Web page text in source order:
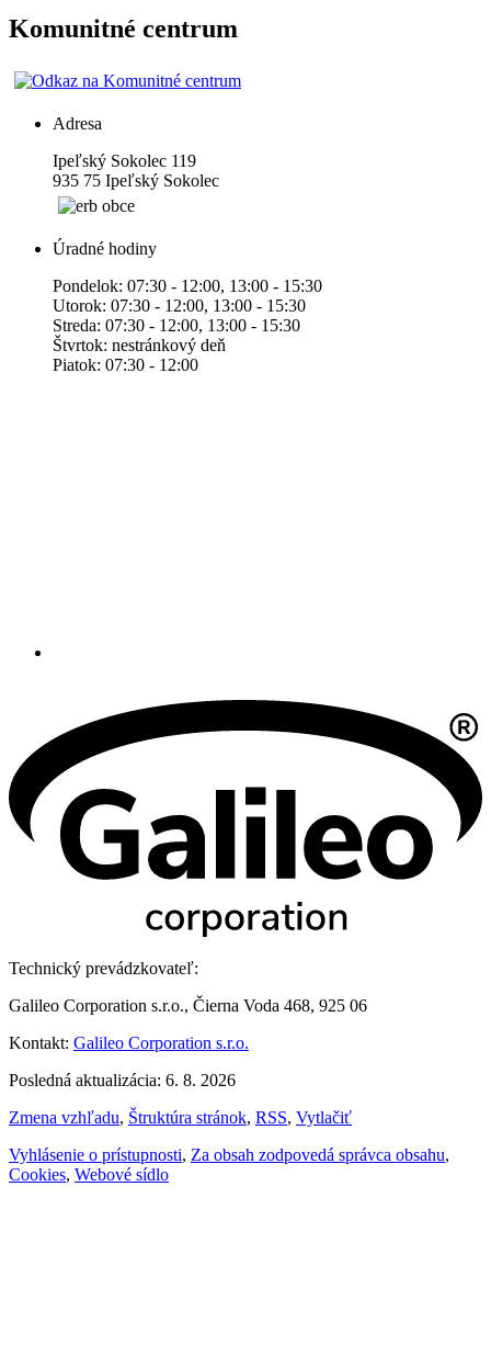
Komunitné centrum
Adresa
Ipeľský Sokolec 119
935 75 Ipeľský Sokolec
Úradné hodiny
Pondelok: 07:30 - 12:00, 13:00 - 15:30
Utorok: 07:30 - 12:00, 13:00 - 15:30
Streda: 07:30 - 12:00, 13:00 - 15:30
Štvrtok: nestránkový deň
Piatok: 07:30 - 12:00
Technický prevádzkovateľ:
Galileo Corporation s.r.o., Čierna Voda 468, 925 06
Kontakt: Galileo Corporation s.r.o.
Posledná aktualizácia: 6. 8. 2026
Zmena vzhľadu, Štruktúra stránok, RSS, Vytlačiť
Vyhlásenie o prístupnosti, Za obsah zodpovedá správca obsahu,
Cookies, Webové sídlo